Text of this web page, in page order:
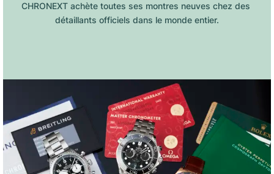
CHRONEXT achète toutes ses montres neuves chez des
détaillants officiels dans le monde entier.